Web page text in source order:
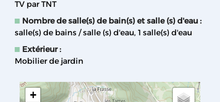
TV par TNT
Nombre de salle(s) de bain(s) et salle (s) d'eau :
salle(s) de bains / salle (s) d'eau 1 salle(s) d'eau
Extérieur:
Mobilier de jardin
+